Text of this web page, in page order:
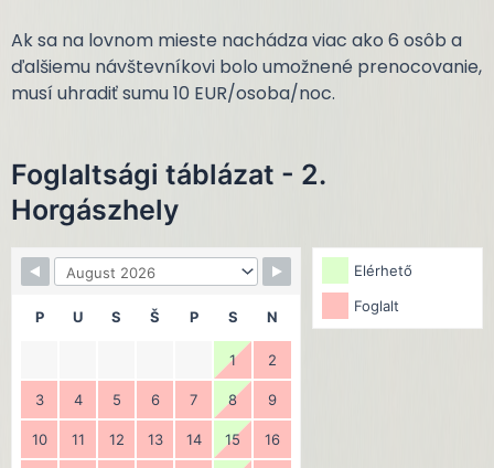
Ak sa na lovnom mieste nachádza viac ako 6 osôb a
ďalšiemu návštevníkovi bolo umožnené prenocovanie,
musí uhradiť sumu 10 EUR/osoba/noc.
Foglaltsági táblázat - 2.
Horgászhely
Elérhető
Foglalt
P U S Š P S N
1 2
3 4 5 6 7 8 9
10 11 12 13 14 15 16